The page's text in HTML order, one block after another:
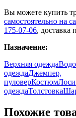
Вы можете купить
самостоятельно на
175-07-06, доставка
Назначение:
Верхняя одежда
одеждаДжемпер,
пуловерКостюм
одеждаТолстовка
Похожие